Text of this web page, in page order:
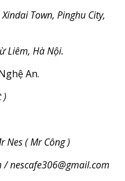
Town, Pinghu City,
Liêm, Hà Nội.
An.
)
Nes ( Mr Công )
nescafe306@gmail.com